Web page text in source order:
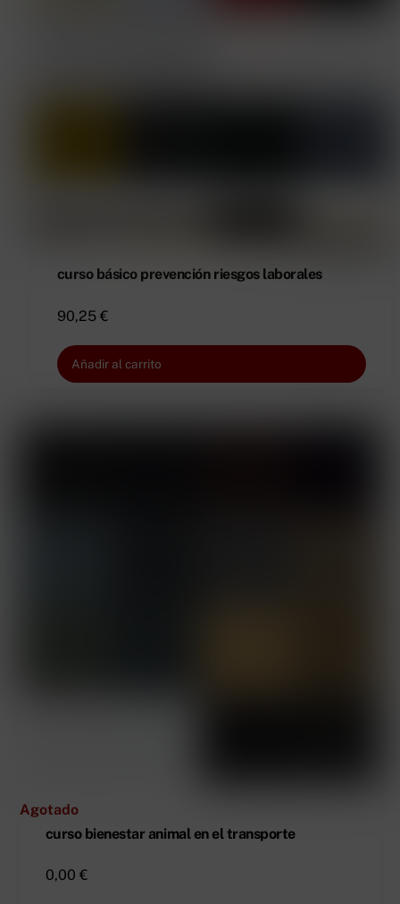
curso básico prevención riesgos laborales
90,25 €
Añadir al carrito
Agotado
curso bienestar animal en el transporte
0,00 €